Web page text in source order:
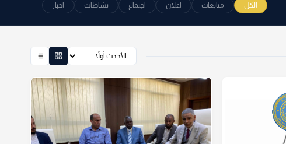
الكل متابعات اعلان اجتماع نشاطات اخبار